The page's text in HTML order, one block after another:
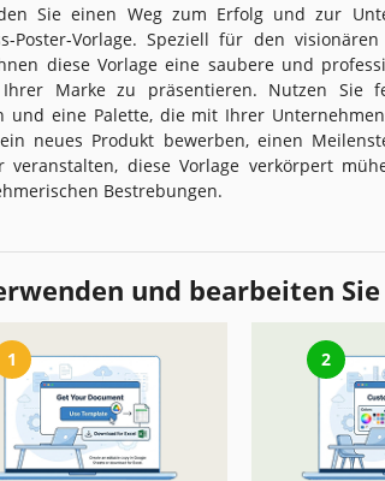
Sie einen Weg zum Erfolg und zur
Poster-Vorlage. Speziell für den
diese Vorlage eine saubere und
Ihrer Marke zu präsentieren. Nutzen Sie
und eine Palette, die mit Ihrer
neues Produkt bewerben, einen
veranstalten, diese Vorlage verkörpert
Bestrebungen.
und bearbeiten
1 2